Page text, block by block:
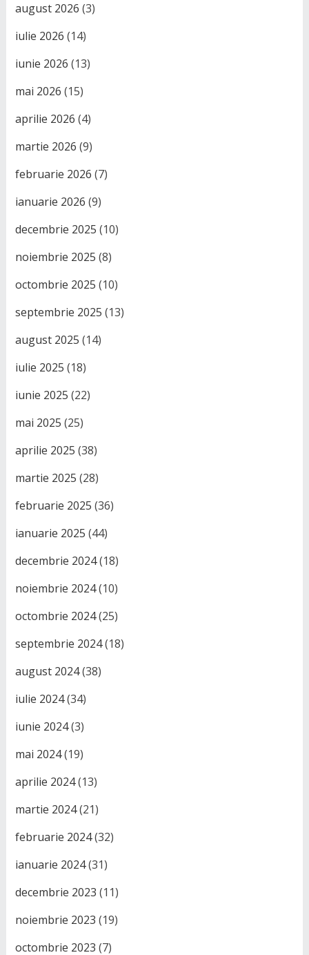
august 2026 (3)
iulie 2026 (14)
iunie 2026 (13)
mai 2026 (15)
aprilie 2026 (4)
martie 2026 (9)
februarie 2026 (7)
ianuarie 2026 (9)
decembrie 2025 (10)
noiembrie 2025 (8)
octombrie 2025 (10)
septembrie 2025 (13)
august 2025 (14)
iulie 2025 (18)
iunie 2025 (22)
mai 2025 (25)
aprilie 2025 (38)
martie 2025 (28)
februarie 2025 (36)
ianuarie 2025 (44)
decembrie 2024(18)
noiembrie 2024(10)
octombrie 2024(25)
septembrie 2024(18)
august 2024(38)
iulie 2024(34)
iunie 2024(3)
mai 2024(19)
aprilie 2024(13)
martie 2024(21)
februarie 2024(32)
ianuarie 2024(31)
decembrie 2023 (11)
noiembrie 2023 (19)
octombrie 2023 (7)